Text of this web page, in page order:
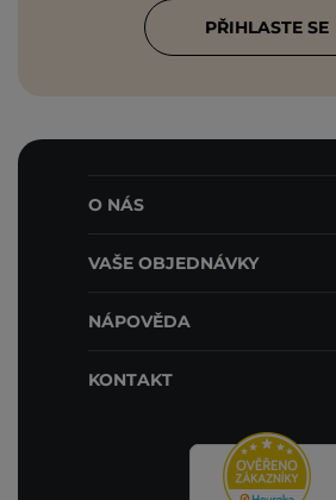
PŘIHLASTE SE
O NÁS
VAŠE OBJEDNÁVKY
NÁPOVĚDA
KONTAKT